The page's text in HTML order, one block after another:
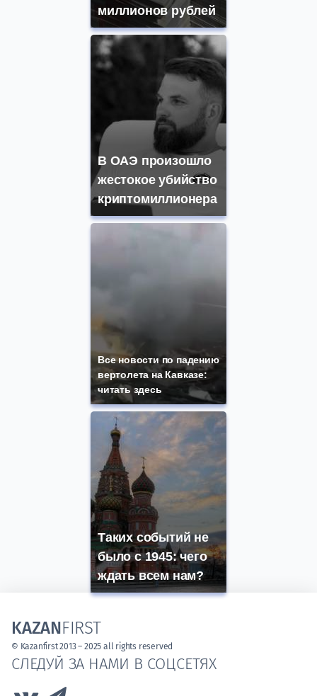
миллионов рублей
В ОАЭ произошло
жестокое убийство
криптомиллионера
Все новости по падению
вертолета на Кавказе:
читать здесь
Таких событий не
было с 1945: чего
ждать всем нам?
СЛЕДУЙ ЗА НАМИ В СОЦСЕТЯХ
KAZANFIRST
© Kazanfirst 2013 – 2025 all rights reserved